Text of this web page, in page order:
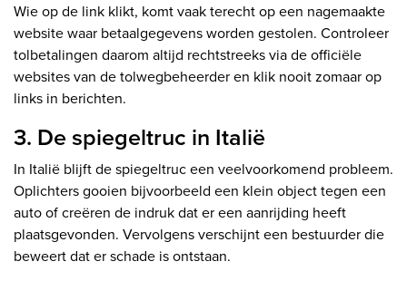
Wie op de link klikt, komt vaak terecht op een nagemaakte
website waar betaalgegevens worden gestolen. Controleer
tolbetalingen daarom altijd rechtstreeks via de officiële
websites van de tolwegbeheerder en klik nooit zomaar op
links in berichten.
3. De spiegeltruc in Italië
In Italië blijft de spiegeltruc een veelvoorkomend probleem.
Oplichters gooien bijvoorbeeld een klein object tegen een
auto of creëren de indruk dat er een aanrijding heeft
plaatsgevonden. Vervolgens verschijnt een bestuurder die
beweert dat er schade is ontstaan.